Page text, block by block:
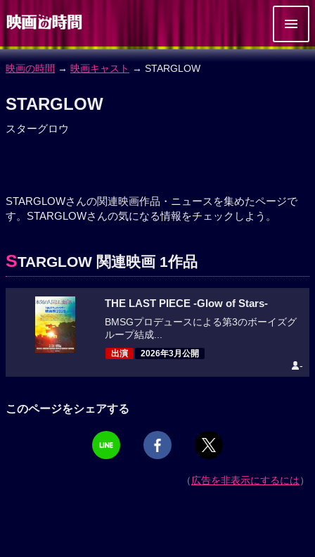
映画の時間 → 映画キャスト → STARGLOW
STARGLOW
スターグロウ
STARGLOWさんの関連映画作品・ニュースを集めたページで
す。STARGLOWさんの気になる情報をチェックしよう。
STARGLOW 関連映画 1作品
THE LAST PIECE -Glow of Stars-
BMSGプロデュースによる第3のボーイズグ
ループ結成...
出演 2026年3月公開
-
このページをシェアする
（広告を非表示にするには）